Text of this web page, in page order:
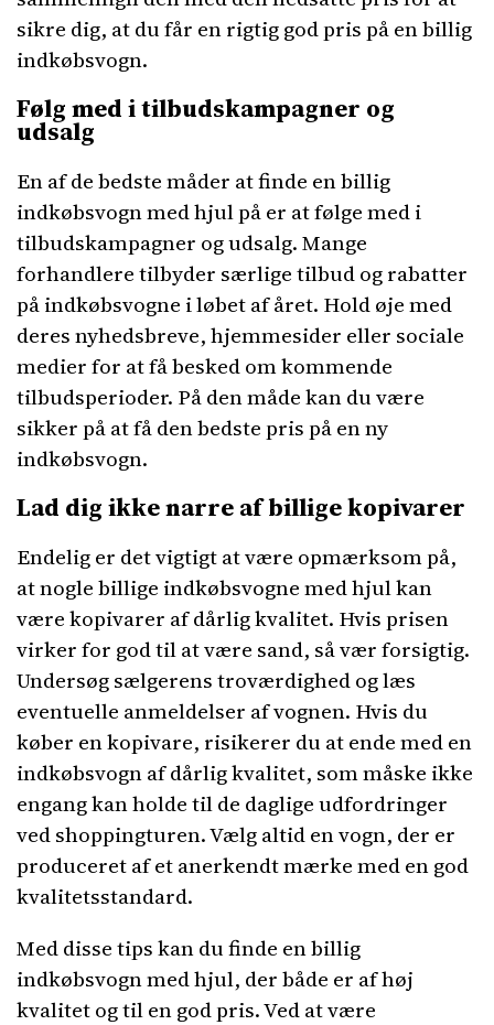
sikre dig, at du får en rigtig god pris på en billig
indkøbsvogn.
Følg med i tilbudskampagner og
udsalg
En af de bedste måder at finde en billig
indkøbsvogn med hjul på er at følge med i
tilbudskampagner og udsalg. Mange
forhandlere tilbyder særlige tilbud og rabatter
på indkøbsvogne i løbet af året. Hold øje med
deres nyhedsbreve, hjemmesider eller sociale
medier for at få besked om kommende
tilbudsperioder. På den måde kan du være
sikker på at få den bedste pris på en ny
indkøbsvogn.
Lad dig ikke narre af billige kopivarer
Endelig er det vigtigt at være opmærksom på,
at nogle billige indkøbsvogne med hjul kan
være kopivarer af dårlig kvalitet. Hvis prisen
virker for god til at være sand, så vær forsigtig.
Undersøg sælgerens troværdighed og læs
eventuelle anmeldelser af vognen. Hvis du
køber en kopivare, risikerer du at ende med en
indkøbsvogn af dårlig kvalitet, som måske ikke
engang kan holde til de daglige udfordringer
ved shoppingturen. Vælg altid en vogn, der er
produceret af et anerkendt mærke med en god
kvalitetsstandard.
Med disse tips kan du finde en billig
indkøbsvogn med hjul, der både er af høj
kvalitet og til en god pris. Ved at være